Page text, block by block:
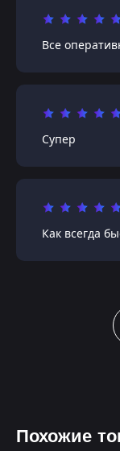
Все
Супер
Как всегда
Похожие